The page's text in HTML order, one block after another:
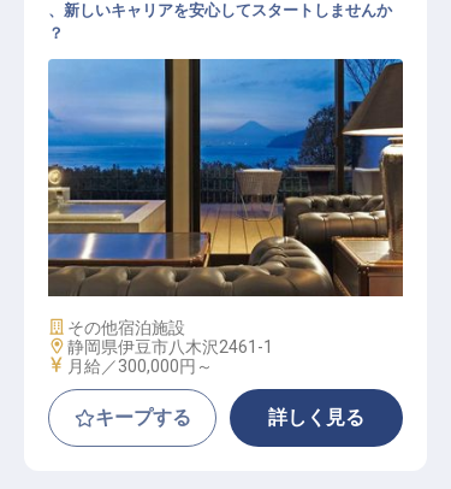
支配人 富岳群青】
、新しいキャリアを安心してスタートしませんか
？
施設業態
その他宿泊施設
勤務地
静岡県伊豆市八木沢2461-1
給与
月給／300,000円～
キープする 詳しく見る